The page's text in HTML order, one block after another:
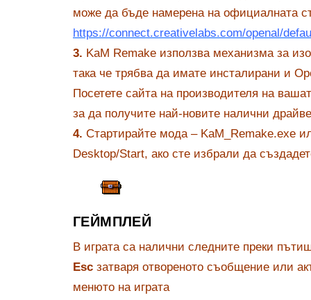
може да бъде намерена на официалната
https://connect.creativelabs.com/openal/
3. KaM Remake използва механизма за
така че трябва да имате инсталирани и
Посетете сайта на производителя на
за да получите най-новите налични
4. Стартирайте мода – KaM_Remake.exe
Desktop/Start, ако сте избрали да
ГЕЙМПЛЕЙ
В играта са налични следните преки
Esc затваря отвореното съобщение или
менюто на играта